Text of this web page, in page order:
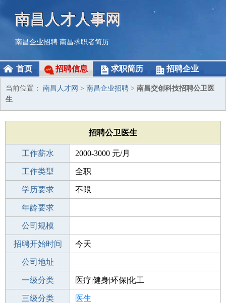
南昌人才人事网
南昌企业招聘 南昌求职者简历
首页 招聘信息 求职简历 招聘企业
当前位置： 南昌人才网 > 南昌企业招聘 > 南昌交创科技招聘公卫医
生
招聘公卫医生
工作薪水 2000-3000 元/月
招聘人数 2人
工作类型 全职
性别要求 -
学历要求 不限
工作经验
年龄要求
工作地点
公司规模
公司电话
招聘开始时间 今天
招聘结束时间
公司地址
一级分类 医疗|健身|环保|化工
二级分类 医疗/护理
三级分类 医生